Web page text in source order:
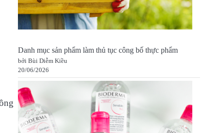
Danh mục sản phẩm làm thủ tục công bố thực phẩm
bởi Bùi Diễm Kiều
20/06/2026